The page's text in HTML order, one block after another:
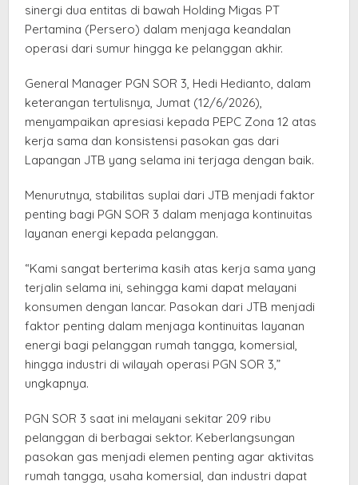
sinergi dua entitas di bawah Holding Migas PT
Pertamina (Persero) dalam menjaga keandalan
operasi dari sumur hingga ke pelanggan akhir.
General Manager PGN SOR 3, Hedi Hedianto, dalam
keterangan tertulisnya, Jumat (12/6/2026),
menyampaikan apresiasi kepada PEPC Zona 12 atas
kerja sama dan konsistensi pasokan gas dari
Lapangan JTB yang selama ini terjaga dengan baik.
Menurutnya, stabilitas suplai dari JTB menjadi faktor
penting bagi PGN SOR 3 dalam menjaga kontinuitas
layanan energi kepada pelanggan.
“Kami sangat berterima kasih atas kerja sama yang
terjalin selama ini, sehingga kami dapat melayani
konsumen dengan lancar. Pasokan dari JTB menjadi
faktor penting dalam menjaga kontinuitas layanan
energi bagi pelanggan rumah tangga, komersial,
hingga industri di wilayah operasi PGN SOR 3,”
ungkapnya.
PGN SOR 3 saat ini melayani sekitar 209 ribu
pelanggan di berbagai sektor. Keberlangsungan
pasokan gas menjadi elemen penting agar aktivitas
rumah tangga, usaha komersial, dan industri dapat